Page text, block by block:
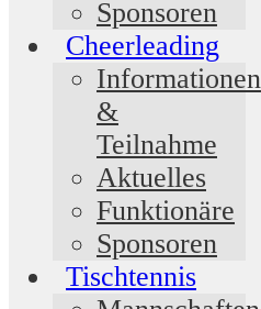
Sponsoren
Cheerleading
Informationen
&
Teilnahme
Aktuelles
Funktionäre
Sponsoren
Tischtennis